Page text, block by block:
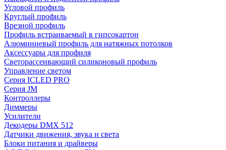
Угловой профиль
Круглый профиль
Врезной профиль
Профиль встраиваемый в гипсокартон
Алюминиевый профиль для натяжных потолков
Аксессуары для профиля
Светорассеивающий силиконовый профиль
Управление светом
Серия ICLED PRO
Серия JM
Контроллеры
Диммеры
Усилители
Декодеры DMX 512
Датчики движения, звука и света
Блоки питания и драйверы